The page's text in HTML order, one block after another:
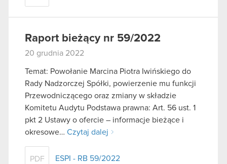
Raport bieżący nr 59/2022
20 grudnia 2022
Temat: Powołanie Marcina Piotra Iwińskiego do
Rady Nadzorczej Spółki, powierzenie mu funkcji
Przewodniczącego oraz zmiany w składzie
Komitetu Audytu Podstawa prawna: Art. 56 ust. 1
pkt 2 Ustawy o ofercie – informacje bieżące i
okresowe… Czytaj dalej
PDF ESPI - RB 59/2022